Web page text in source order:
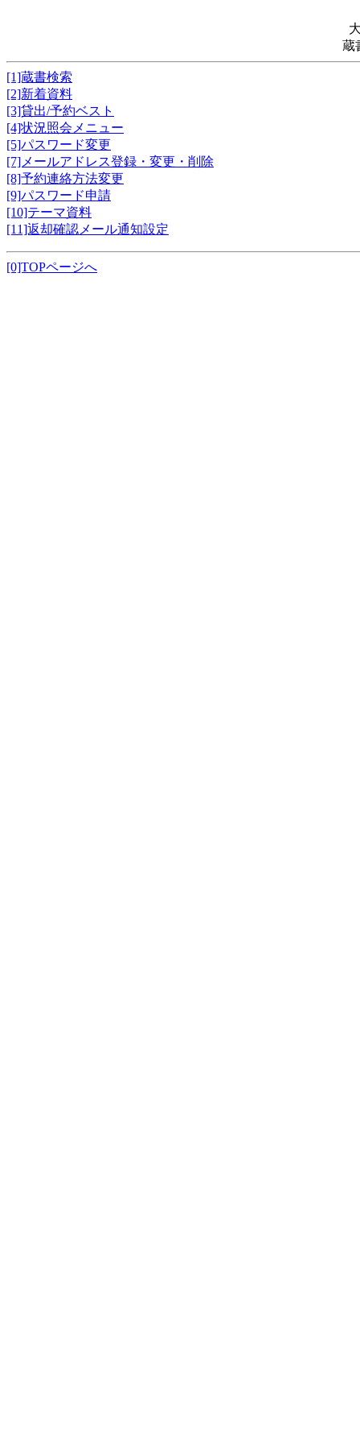
蔵
[1]蔵書検索
[2]新着資料
[3]貸出/予約ベスト
[4]状況照会メニュー
[5]パスワード変更
[7]メールアドレス登録・変更・削除
[8]予約連絡方法変更
[9]パスワード申請
[10]テーマ資料
[11]返却確認メール通知設定
[0]TOPページへ